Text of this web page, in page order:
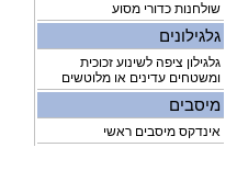
שולחנות כדורי מסוע
גלגילונים
גלגילון ציפה לשינוע זכוכית
ומשטחים עדינים או מלוטשים
מיסבים
אינדקס מיסבים ראשי